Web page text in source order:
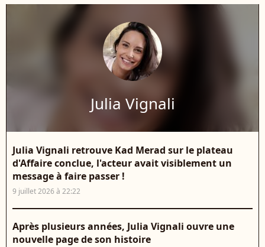
Julia Vignali
Julia Vignali retrouve Kad Merad sur le plateau
d'Affaire conclue, l'acteur avait visiblement un
message à faire passer !
9 juillet 2026 à 22:22
Après plusieurs années, Julia Vignali ouvre une
nouvelle page de son histoire